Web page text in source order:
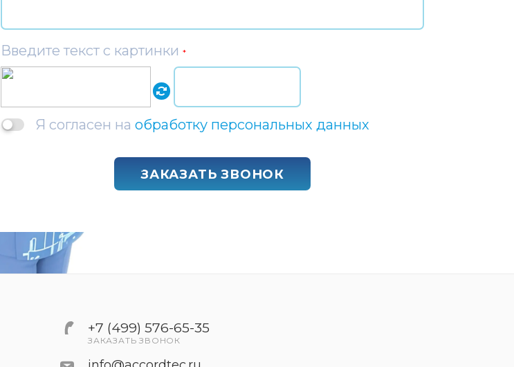
Введите текст с картинки *
Я согласен на обработку персональных данных
ЗАКАЗАТЬ ЗВОНОК
+7 (499) 576-65-35
ЗАКАЗАТЬ ЗВОНОК